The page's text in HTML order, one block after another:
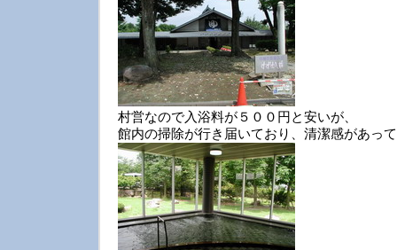
村営なので入浴料が５００円と安いが、
館内の掃除が行き届いており、清潔感があっ